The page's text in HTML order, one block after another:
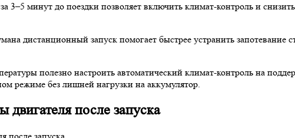
3–5 минут до поездки позволяет включить климат-контроль и
дистанционный запуск помогает быстрее устранить запотевание
полезно настроить автоматический климат-контроль на
режиме без лишней нагрузки на аккумулятор.
двигателя после запуска